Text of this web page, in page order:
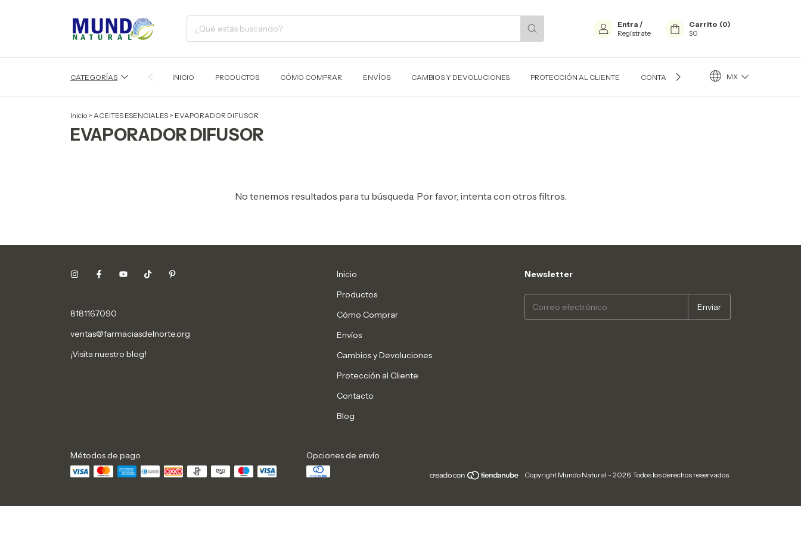
Entra /
Regístrate
Carrito (0)
$0
CATEGORÍAS INICIO PRODUCTOS CÓMO COMPRAR ENVÍOS CAMBIOS Y DEVOLUCIONES PROTECCIÓN AL CLIENTE CONTACTO BLOG MX
Inicio > ACEITES ESENCIALES > EVAPORADOR DIFUSOR
EVAPORADOR DIFUSOR
No tenemos resultados para tu búsqueda. Por favor, intenta con otros filtros.
8181167090
ventas@farmaciasdelnorte.org
¡Visita nuestro blog!
Inicio
Productos
Cómo Comprar
Envíos
Cambios y Devoluciones
Protección al Cliente
Contacto
Blog
Newsletter
Métodos de pago Opciones de envío
Copyright Mundo Natural - 2026. Todos los derechos reservados.